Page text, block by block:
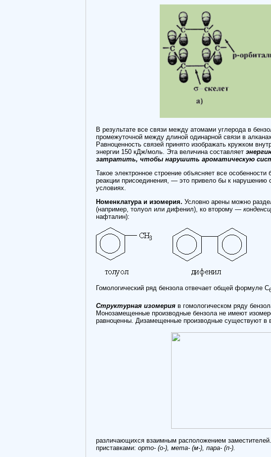
В результате все связи между атомами углерода в
промежуточной между длиной одинарной связи в
Равноценность связей принято изображать кружком
энергии 150 кДж/моль. Эта величина составляет
затратить, чтобы нарушить ароматическую
Такое электронное строение объясняет все
реакции присоединения, — это привело бы к нарушению
условиях.
Номенклатура и изомерия. Условно арены можно
(например, толуол или дифенил), ко второму —
нафталин):
Гомологический ряд бензола отвечает общей формуле С
Структурная изомерия в гомологическом ряду
Монозамещенные производные бензола не имеют
равноценны. Дизамещенные производные существуют в
различающихся взаимным расположением
приставками: орто- (о-), мета- (м-), пара- (п-).